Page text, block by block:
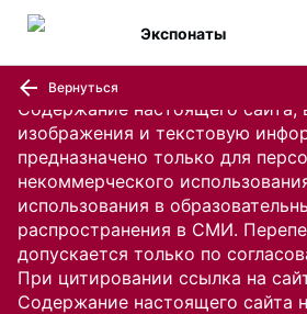
Содержание настоящего сайта,
изображения и текстовую
предназначено только для
некоммерческого
использования в
распространения в СМИ.
допускается только по
При цитировании ссылка на
Содержание настоящего сайта
Экспонаты
Вернуться